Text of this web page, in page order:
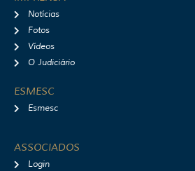
Notícias
Fotos
Vídeos
O Judiciário
ESMESC
Esmesc
ASSOCIADOS
Login